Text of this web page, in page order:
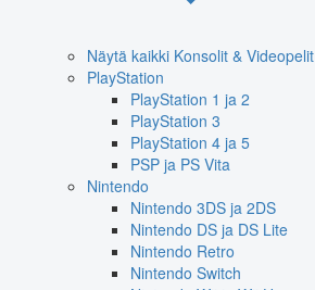
Näytä kaikki Konsolit & Videopelit
PlayStation
PlayStation 1 ja 2
PlayStation 3
PlayStation 4 ja 5
PSP ja PS Vita
Nintendo
Nintendo 3DS ja 2DS
Nintendo DS ja DS Lite
Nintendo Retro
Nintendo Switch